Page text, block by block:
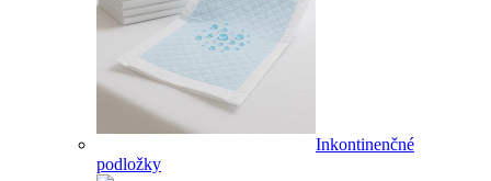
Inkontinenčné
podložky